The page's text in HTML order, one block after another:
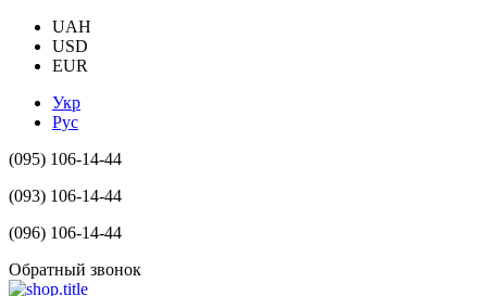
UAH
USD
EUR
Укр
Рус
(095) 106-14-44
(093) 106-14-44
(096) 106-14-44
Обратный звонок